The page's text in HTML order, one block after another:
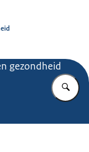
gezondheid